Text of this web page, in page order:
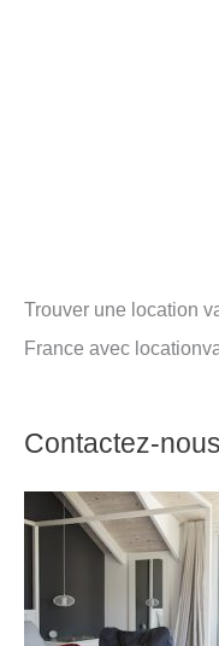
Trouver une location
France avec
Contactez-nous